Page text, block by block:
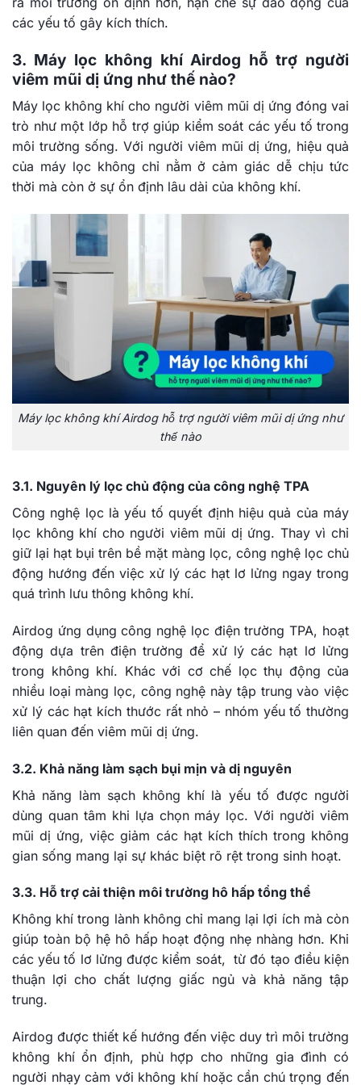
các yếu tố gây kích thích.
3. Máy lọc không khí Airdog hỗ trợ người
viêm mũi dị ứng như thế nào?
Máy lọc không khí cho người viêm mũi dị ứng đóng vai
trò như một lớp hỗ trợ giúp kiểm soát các yếu tố trong
môi trường sống. Với người viêm mũi dị ứng, hiệu quả
của máy lọc không chỉ nằm ở cảm giác dễ chịu tức
thời mà còn ở sự ổn định lâu dài của không khí.
Máy lọc không khí Airdog hỗ trợ người viêm mũi dị ứng như
thế nào
3.1. Nguyên lý lọc chủ động của công nghệ TPA
Công nghệ lọc là yếu tố quyết định hiệu quả của máy
lọc không khí cho người viêm mũi dị ứng. Thay vì chỉ
giữ lại hạt bụi trên bề mặt màng lọc, công nghệ lọc chủ
động hướng đến việc xử lý các hạt lơ lửng ngay trong
quá trình lưu thông không khí.
Airdog ứng dụng công nghệ lọc điện trường TPA, hoạt
động dựa trên điện trường để xử lý các hạt lơ lửng
trong không khí. Khác với cơ chế lọc thụ động của
nhiều loại màng lọc, công nghệ này tập trung vào việc
xử lý các hạt kích thước rất nhỏ – nhóm yếu tố thường
liên quan đến viêm mũi dị ứng.
3.2. Khả năng làm sạch bụi mịn và dị nguyên
Khả năng làm sạch không khí là yếu tố được người
dùng quan tâm khi lựa chọn máy lọc. Với người viêm
mũi dị ứng, việc giảm các hạt kích thích trong không
gian sống mang lại sự khác biệt rõ rệt trong sinh hoạt.
3.3. Hỗ trợ cải thiện môi trường hô hấp tổng thể
Không khí trong lành không chỉ mang lại lợi ích mà còn
giúp toàn bộ hệ hô hấp hoạt động nhẹ nhàng hơn. Khi
các yếu tố lơ lửng được kiểm soát, từ đó tạo điều kiện
thuận lợi cho chất lượng giấc ngủ và khả năng tập
trung.
Airdog được thiết kế hướng đến việc duy trì môi trường
không khí ổn định, phù hợp cho những gia đình có
người nhạy cảm với không khí hoặc cần chú trọng đến